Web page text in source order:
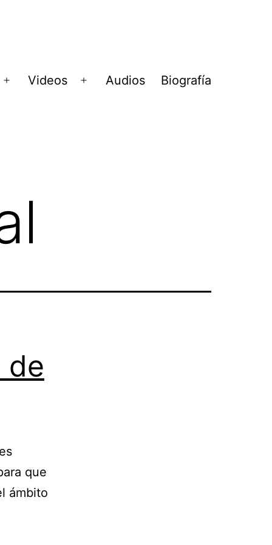
Abrir
Videos
Abrir
Audios Biografía
de
que
ámbito